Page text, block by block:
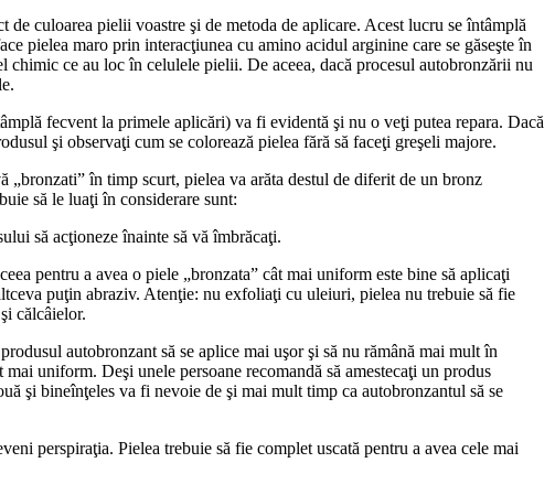
culoarea pielii voastre şi de metoda de aplicare. Acest lucru se întâmplă
pielea maro prin interacţiunea cu amino acidul arginine care se găseşte în
ce au loc în celulele pielii. De aceea, dacă procesul autobronzării nu
fecvent la primele aplicări) va fi evidentă şi nu o veţi putea repara. Dacă
şi observaţi cum se colorează pielea fără să faceţi greşeli majore.
„bronzati” în timp scurt, pielea va arăta destul de diferit de un bronz
să le luaţi în considerare sunt:
să acţioneze înainte să vă îmbrăcaţi.
pentru a avea o piele „bronzata” cât mai uniform este bine să aplicaţi
puţin abraziv. Atenţie: nu exfoliaţi cu uleiuri, pielea nu trebuie să fie
călcâielor.
autobronzant să se aplice mai uşor şi să nu rămână mai mult în
uniform. Deşi unele persoane recomandă să amestecaţi un produs
şi bineînţeles va fi nevoie de şi mai mult timp ca autobronzantul să se
perspiraţia. Pielea trebuie să fie complet uscată pentru a avea cele mai